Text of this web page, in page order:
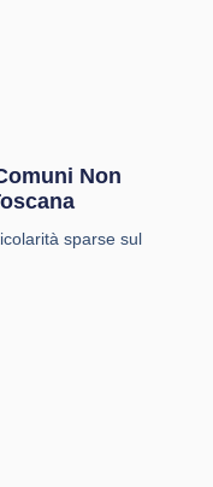
Non
sparse sul